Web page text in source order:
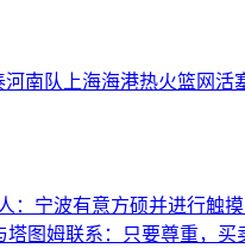
河南队 上海海港热火篮网活
：宁波有意方硕并进行触
塔图姆联系：只要尊重，买